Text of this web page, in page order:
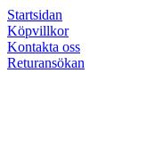
Startsidan
Köpvillkor
Kontakta oss
Returansökan